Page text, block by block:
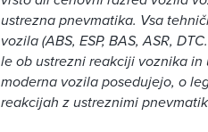
ustrezna pnevmatika. Vsa
vozila (ABS, ESP, BAS, ASR,
le ob ustrezni reakciji voznika
moderna vozila posedujejo, o
reakcijah z ustreznimi